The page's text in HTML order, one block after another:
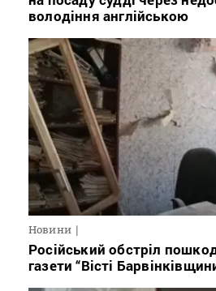
володіння англійською
Новини
Російський обстріл
газети “Вісті